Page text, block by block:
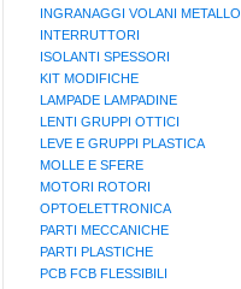
INGRANAGGI VOLANI METALLO
INTERRUTTORI
ISOLANTI SPESSORI
KIT MODIFICHE
LAMPADE LAMPADINE
LENTI GRUPPI OTTICI
LEVE E GRUPPI PLASTICA
MOLLE E SFERE
MOTORI ROTORI
OPTOELETTRONICA
PARTI MECCANICHE
PARTI PLASTICHE
PCB FCB FLESSIBILI